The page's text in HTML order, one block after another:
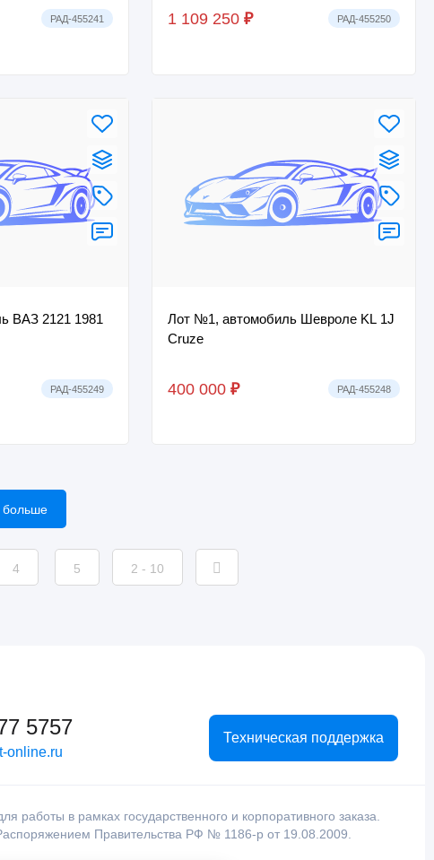
РАД-455241 1 109 250 ₽ РАД-455250
ВАЗ 2121 1981
РАД-455249
Лот №1, автомобиль Шевроле KL 1J
Cruze
400 000 ₽ РАД-455248
больше
4 5 2 - 10
5757
online.ru
Техническая поддержка
в рамках государственного и корпоративного заказа.
Правительства РФ № 1186-р от 19.08.2009.